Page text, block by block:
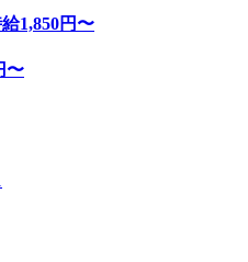
給1,850円〜
〜